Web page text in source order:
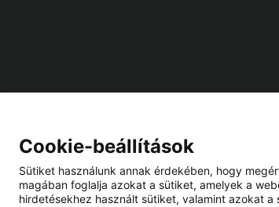
Cookie-beállítások
Sütiket használunk annak érdekében, hogy
magában foglalja azokat a sütiket, amelyek a
hirdetésekhez használt sütiket, valamint azokat